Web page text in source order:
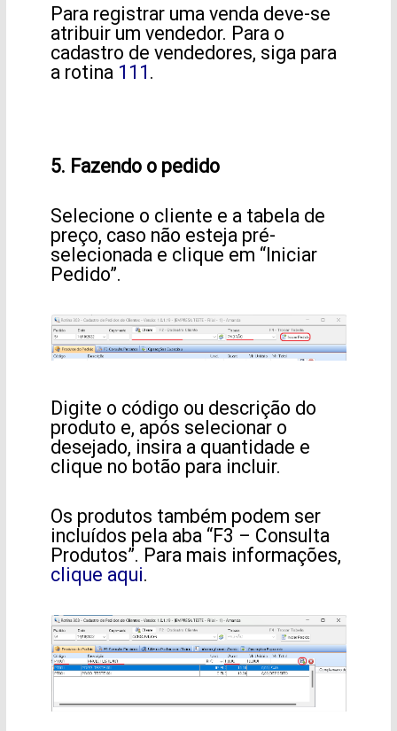
Para registrar uma venda deve-se
atribuir um vendedor. Para o
cadastro de vendedores, siga para
a rotina 111 .
5. Fazendo o pedido
Selecione o cliente e a tabela de
preço, caso não esteja pré-
selecionada e clique em “Iniciar
Pedido”.
Digite o código ou descrição do
produto e, após selecionar o
desejado, insira a quantidade e
clique no botão para incluir.
Os produtos também podem ser
incluídos pela aba “F3 – Consulta
Produtos”. Para mais informações,
clique aqui.